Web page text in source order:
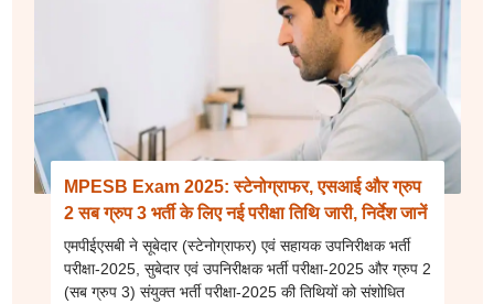
MPESB Exam 2025: स्टेनोग्राफर, एसआई और ग्रुप
2 सब ग्रुप 3 भर्ती के लिए नई परीक्षा तिथि जारी, निर्देश जानें
एमपीईएसबी ने सूबेदार (स्टेनोग्राफर) एवं सहायक उपनिरीक्षक भर्ती
परीक्षा-2025, सुबेदार एवं उपनिरीक्षक भर्ती परीक्षा-2025 और ग्रुप 2
(सब ग्रुप 3) संयुक्त भर्ती परीक्षा-2025 की तिथियों को संशोधित